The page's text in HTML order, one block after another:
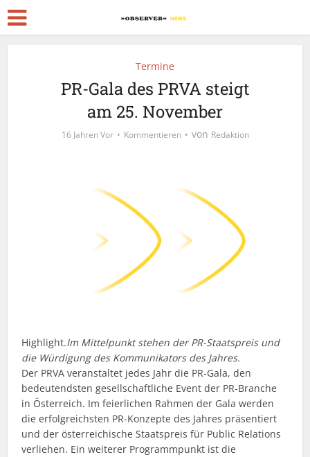
Termine
PR-Gala des PRVA steigt
am 25. November
16 Jahren Vor Kommentieren von Redaktion
Highlight.Im Mittelpunkt stehen der PR-Staatspreis und
die Würdigung des Kommunikators des Jahres.
Der PRVA veranstaltet jedes Jahr die PR-Gala, den
bedeutendsten gesellschaftliche Event der PR-Branche
in Österreich. Im feierlichen Rahmen der Gala werden
die erfolgreichsten PR-Konzepte des Jahres präsentiert
und der österreichische Staatspreis für Public Relations
verliehen. Ein weiterer Programmpunkt ist die